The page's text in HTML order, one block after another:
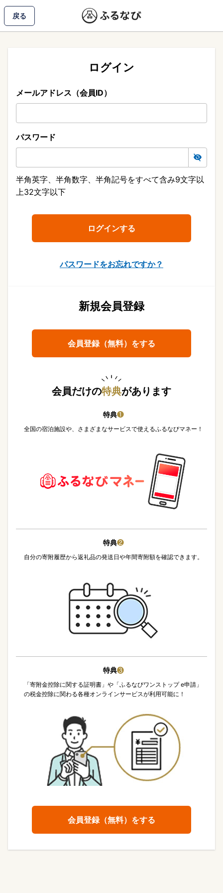
戻る
ログイン
メールアドレス（会員ID）
パスワード
半角英字、半角数字、半角記号をすべて含み9文字以
上32文字以下
パスワードをお忘れですか？
新規会員登録
会員登録（無料）をする
会員だけの特典があります
特典❶
全国の宿泊施設や、さまざまなサービスで使えるふるなびマネー！
特典❷
自分の寄附履歴から返礼品の発送日や年間寄附額を確認できます。
特典❸
「寄附金控除に関する証明書」や「ふるなびワンストップ e申請」
の税金控除に関わる各種オンラインサービスが利用可能に！
会員登録（無料）をする